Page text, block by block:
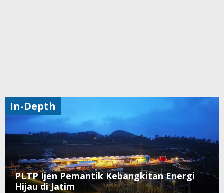
PLTP Ijen Pemantik Kebangkitan Energi
Hijau di Jatim
In-Depth